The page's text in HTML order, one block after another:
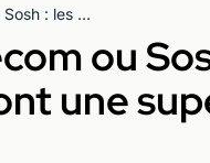
Free, RED by SFR, Bouygues Telecom ou Sosh : les meilleure box internet sans engagement dont une super vente privée à 14,99 € par mois !
ou
une